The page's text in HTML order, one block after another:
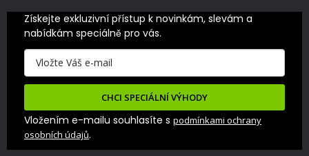
Získejte exkluzivní přístup k novinkám, slevám a
nabídkám speciálně pro vás.
CHCI SPECIÁLNÍ VÝHODY
Vložením e-mailu souhlasíte s podmínkami ochrany
osobních údajů.